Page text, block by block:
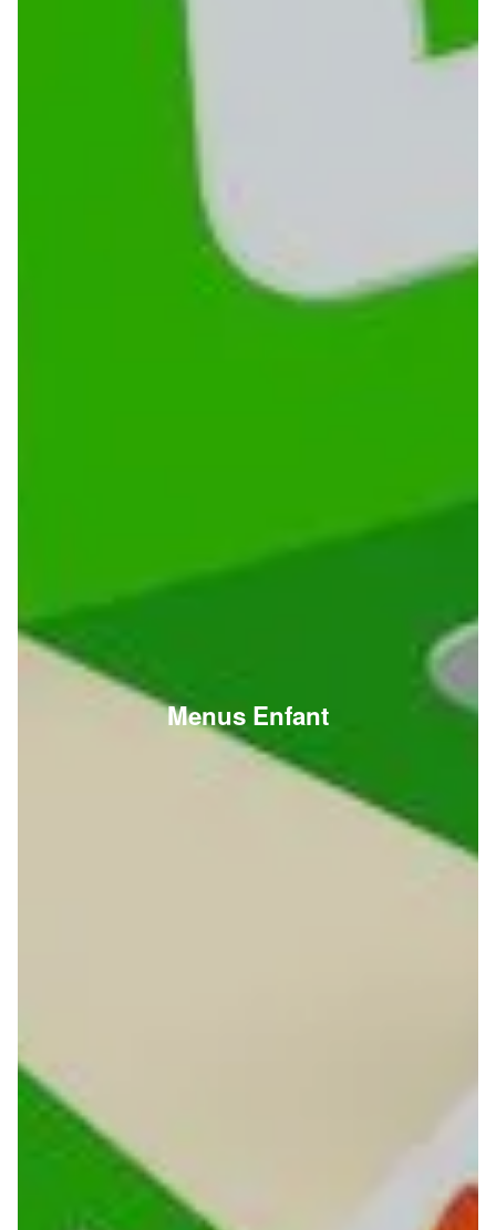
Menus Enfant